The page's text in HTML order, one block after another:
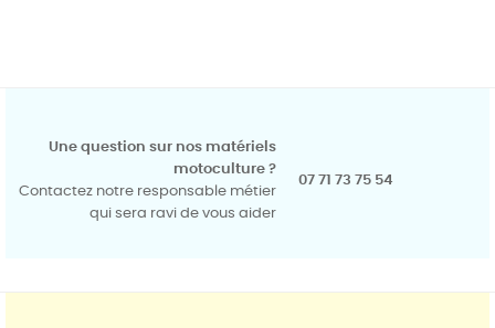
Une question sur nos matériels
motoculture ?
Contactez notre responsable métier
qui sera ravi de vous aider
07 71 73 75 54